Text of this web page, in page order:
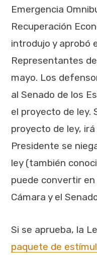
Emergencia
Recuperación
introdujo y aprobó
Representantes
mayo. Los
al Senado de los
el proyecto de ley.
proyecto de ley,
Presidente se
ley (también
puede convertir
Cámara y el
Si se aprueba, la
paquete de